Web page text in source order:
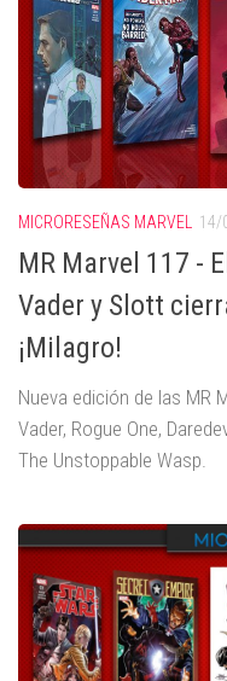
MICRORESEÑAS MARVEL 14/
MR Marvel 117 -
Vader y Slott
¡Milagro!
Nueva edición de las MR
Vader, Rogue One,
The Unstoppable Wasp.